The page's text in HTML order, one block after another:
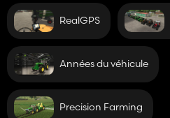
RealGPS
Années du véhicule
Precision Farming